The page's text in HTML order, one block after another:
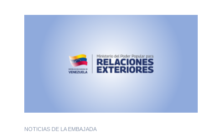
NOTICIAS DE LA EMBAJADA